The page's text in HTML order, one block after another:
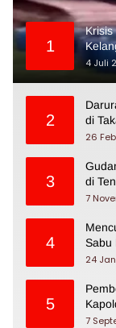
1
Krisis
4 Juli
2
di
26
3
di
7
4
Sabu
24
5
7